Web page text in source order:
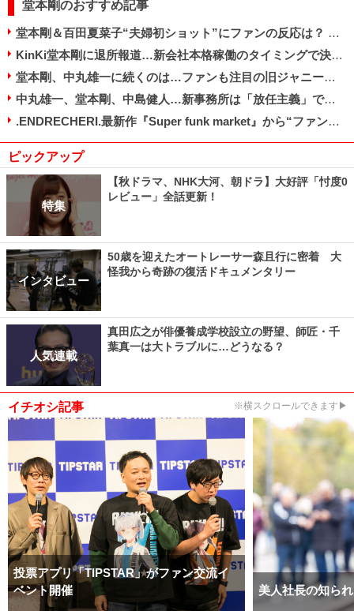
堂本剛のおすすめ記事
堂本剛＆百田夏菜子“夫婦初ショット”にファンの反応は？ マスコミに苦言続出のワケ
KinKi堂本剛に退所報道…新会社本格稼働のタイミングで決断か
堂本剛、中丸雄一に続くのは…ファンも注目の旧ジャニーズ「未曽有の結婚ラッシュ」
中丸雄一、堂本剛、中島健人…新事務所は「放任主義」で結婚・熱愛報道止まらず
.ENDRECHERI.最新作『Super funk market』から“ファンクマスター”堂本剛の現在地を探る
ピックアップ
特集
【秋ドラマ、NHK大河、朝ドラ】大好評「忖度0
レビュー」全話更新！
インタビュー
50歳を迎えたオートレーサー森且行に密着 大
怪我から奇跡の復活ドキュメンタリー
人気連載
真田広之が俳優養成学校設立の野望、師匠・千
葉真一は大トラブルに…どうなる？
イチオシ記事 ※横スクロールできます▶
投票アプリ「TIPSTAR」がファン交流イ
ベント開催
美人社長の知ら